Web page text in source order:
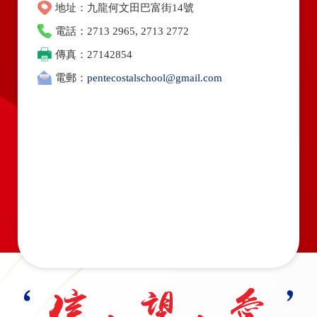
地址：九龍何文田巴富街14號
電話：2713 2965, 2713 2772
傳真：27142854
電郵： pentecostalschool@gmail.com